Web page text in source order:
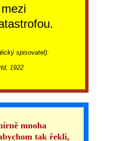
spisovatel):
1922
mnoha
tak řekli,